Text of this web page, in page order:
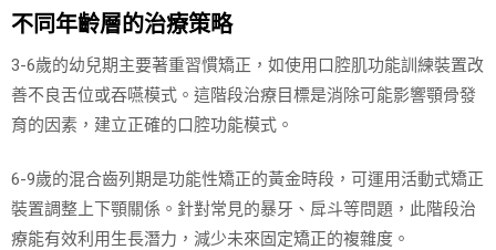
不同年齡層的治療策略
3-6歲的幼兒期主要著重習慣矯正，如使用口腔肌功能訓練裝置改
善不良舌位或吞嚥模式。這階段治療目標是消除可能影響顎骨發
育的因素，建立正確的口腔功能模式。
6-9歲的混合齒列期是功能性矯正的黃金時段，可運用活動式矯正
裝置調整上下顎關係。針對常見的暴牙、戽斗等問題，此階段治
療能有效利用生長潛力，減少未來固定矯正的複雜度。